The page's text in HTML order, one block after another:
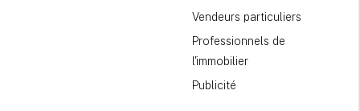
Vendeurs particuliers
Professionnels de
l'immobilier
Publicité